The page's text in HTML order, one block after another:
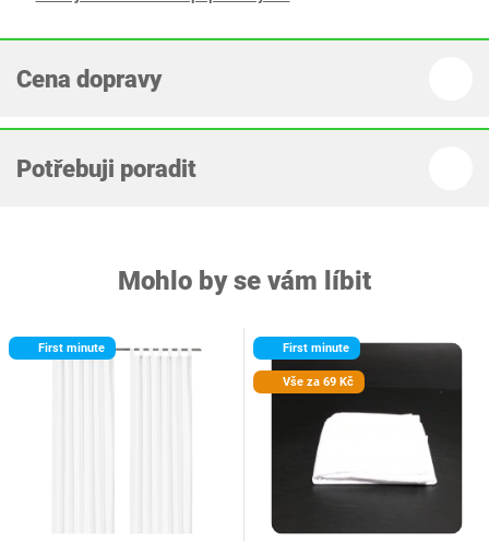
Cena dopravy
Potřebuji poradit
Mohlo by se vám líbit
First minute First minute
Vše za 69 Kč